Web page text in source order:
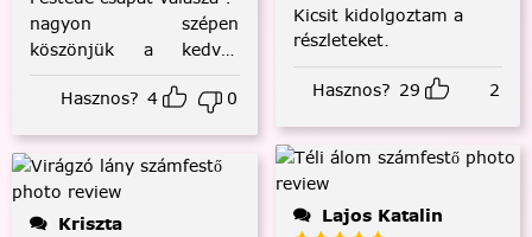
nagyon szépen
köszönjük a kedves
visszajelzést! :)
Hasznos? 4 0
Kriszta
Kicsit kidolgoztam a
részleteket.
Hasznos? 29 2
Lajos Katalin